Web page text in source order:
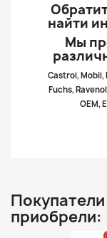
найти
Мы
Castrol, Mobil,
Fuchs,
OEM,
приобрели: